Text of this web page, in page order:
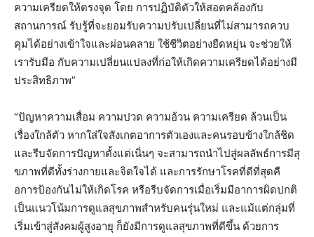
ความเครียดให้ตรงจุด โดย การปฏิบัติตัวให้สอดคล้องกับ
สถานการณ์ รับรู้ที่จะยอมรับความปรับเปลี่ยนที่ไม่สามารถควบ
คุมได้อย่างเข้าใจและผ่อนคลาย ใช้ชีวิตอย่างยืดหยุ่น จะช่วยให้
เรารับมือ กับความเปลี่ยนแปลงที่ก่อให้เกิดความเครียดได้อย่างมี
ประสิทธิภาพ”
“ปัญหาความเสื่อม ความปวด ความอ้วน ความเครียด ล้วนเป็น
เรื่องใกล้ตัว หากใส่ใจสังเกตอาการตัวเองและคนรอบข้างใกล้ชิด
และรีบจัดการปัญหาตั้งแต่เนิ่นๆ จะสามารถนำไปสู่ผลลัพธ์การมีสุ
ขภาพที่ดีทั้งร่างกายและจิตใจได้ และการรักษาโรคที่ดีที่สุดคื
อการป้องกันไม่ให้เกิดโรค หรือรีบจัดการเมื่อเริ่มมีอาการผิดปกติ
เป็นแนวโน้มการดูแลสุขภาพสำหรับคนรุ่นใหม่ และแม้แต่กลุ่มที่
เริ่มเข้าสู่สังคมผู้สูงอายุ ก็ยังมีการดูแลสุขภาพที่ดีขึ้น ด้วยการ